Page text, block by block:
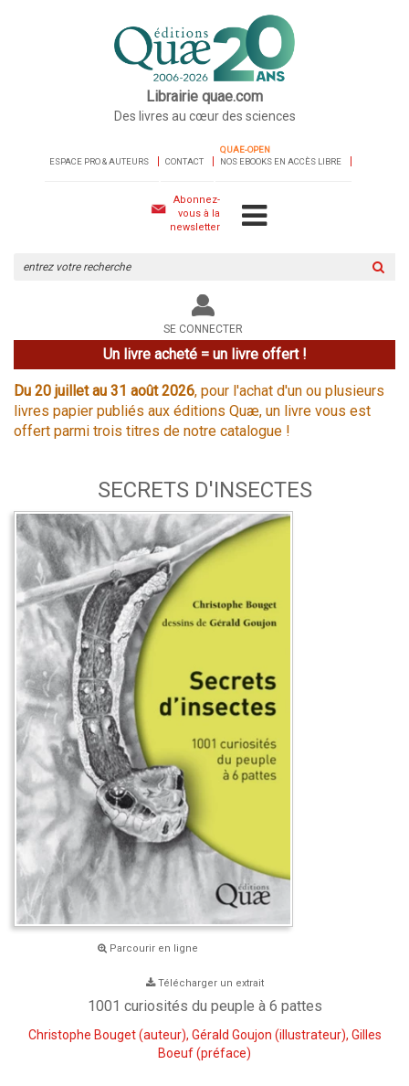
Librairie quae.com
Des livres au cœur des sciences
ESPACE PRO & AUTEURS CONTACT
QUAE-OPEN
NOS EBOOKS EN ACCÈS LIBRE
Abonnez-
vous à la
newsletter
le
site
SE CONNECTER
Un livre acheté = un livre offert !
Du 20 juillet au 31 août 2026, pour l'achat d'un ou plusieurs
livres papier publiés aux éditions Quæ, un livre vous est
offert parmi trois titres de notre catalogue !
SECRETS D'INSECTES
Parcourir en ligne
Télécharger un extrait
1001 curiosités du peuple à 6 pattes
Christophe Bouget(auteur), Gérald Goujon (illustrateur), Gilles
Boeuf(préface)